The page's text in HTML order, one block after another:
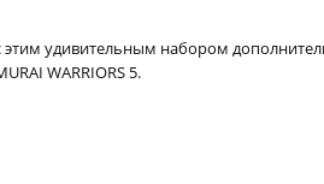
удивительным набором
WARRIORS 5.